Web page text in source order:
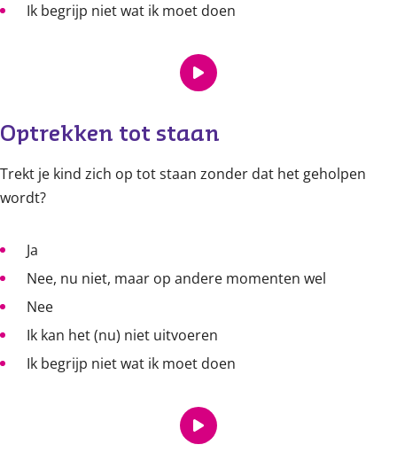
Ik begrijp niet wat ik moet doen
Optrekken tot staan
Trekt je kind zich op tot staan zonder dat het geholpen
wordt?
Ja
Nee, nu niet, maar op andere momenten wel
Nee
Ik kan het (nu) niet uitvoeren
Ik begrijp niet wat ik moet doen